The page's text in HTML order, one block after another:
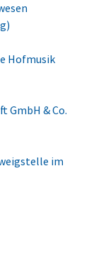
Hofmusik
GmbH & Co.
im